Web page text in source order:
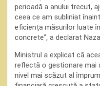
perioadă a anului trecut,
ceea ce am subliniat
eficiența măsurilor luate
concrete”, a declarat
Ministrul a explicat că
reflectă o gestionare mai
nivel mai scăzut al